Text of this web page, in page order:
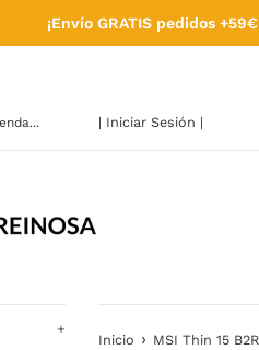
¡Envío GRATIS pedidos
| Iniciar Sesión |
+
Inicio › MSI Thin 15